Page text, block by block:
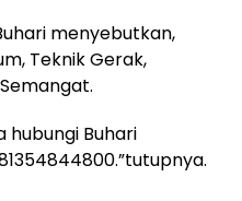
menyebutkan,
Teknik Gerak,
hubungi Buhari